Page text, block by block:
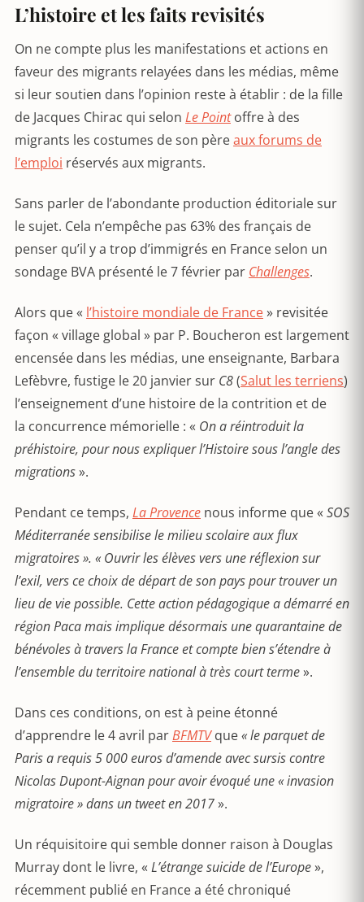
L’histoire et les faits revisités
On ne compte plus les manifestations et actions en
faveur des migrants relayées dans les médias, même
si leur soutien dans l’opinion reste à établir : de la fille
de Jacques Chirac qui selon Le Pointoffre à des
migrants les costumes de son pèreaux forums de
l’emploi réservés aux migrants.
Sans parler de l’abondante production éditoriale sur
le sujet. Cela n’empêche pas 63% des français de
penser qu’il y a trop d’immigrés en France selon un
sondage BVA présenté le 7 février par Challenges.
Alors que « l’histoire mondiale de France» revisitée
façon « village global » par P. Boucheron est largement
encensée dans les médias, une enseignante, Barbara
Lefèbvre, fustige le 20 janvier sur C8(Salut les terriens)
l’enseignement d’une histoire de la contrition et de
la concurrence mémorielle : « On a réintroduit la
préhistoire, pour nous expliquer l’Histoire sous l’angle des
migrations».
Pendant ce temps, La Provence nous informe que « SOS
Méditerranée sensibilise le milieu scolaire aux flux
migratoires ». « Ouvrir les élèves vers une réflexion sur
l’exil, vers ce choix de départ de son pays pour trouver un
lieu de vie possible. Cette action pédagogique a démarré en
région Paca mais implique désormais une quarantaine de
bénévoles à travers la France et compte bien s’étendre à
l’ensemble du territoire national à très court terme».
Dans ces conditions, on est à peine étonné
d’apprendre le 4 avril parBFMTVque« le parquet de
Paris a requis 5 000 euros d’amende avec sursis contre
Nicolas Dupont-Aignan pour avoir évoqué une « invasion
migratoire » dans un tweet en 2017».
Un réquisitoire qui semble donner raison à Douglas
Murray dont le livre, « L’étrange suicide de l’Europe»,
récemment publié en France a été chroniqué